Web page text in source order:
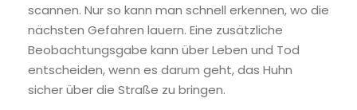
scannen. Nur so kann man schnell erkennen, wo die
nächsten Gefahren lauern. Eine zusätzliche
Beobachtungsgabe kann über Leben und Tod
entscheiden, wenn es darum geht, das Huhn
sicher über die Straße zu bringen.